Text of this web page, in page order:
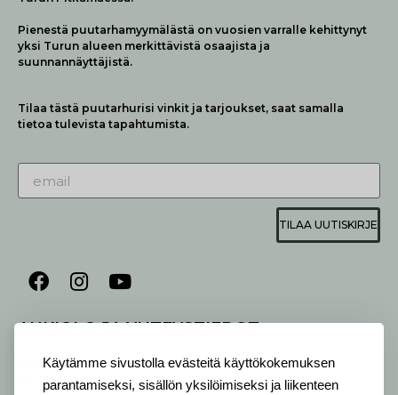
Käytämme sivustolla evästeitä käyttökokemuksen
parantamiseksi, sisällön yksilöimiseksi ja liikenteen
Pienestä puutarhamyymälästä on vuosien varralle kehittynyt
yksi Turun alueen merkittävistä osaajista ja
suunnannäyttäjistä.
Tilaa tästä puutarhurisi vinkit ja tarjoukset, saat samalla
tietoa tulevista tapahtumista.
TILAA UUTISKIRJE
AUKIOLO JA YHTEYSTIEDOT
ALVELEMME:
Ma-Pe 9-20 I La 10-18 I Su 10-17